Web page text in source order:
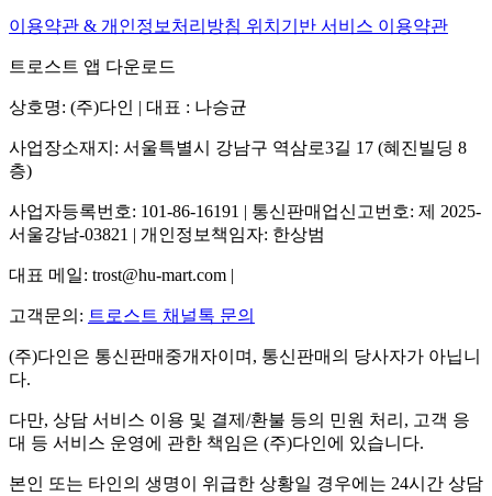
이용약관 & 개인정보처리방침 위치기반 서비스 이용약관
트로스트 앱 다운로드
상호명: (주)다인 | 대표 : 나승균
사업장소재지: 서울특별시 강남구 역삼로3길 17 (혜진빌딩 8
층)
사업자등록번호: 101-86-16191 | 통신판매업신고번호: 제 2025-
서울강남-03821 | 개인정보책임자: 한상범
대표 메일: trost@hu-mart.com |
고객문의: 트로스트 채널톡 문의
(주)다인은 통신판매중개자이며, 통신판매의 당사자가 아닙니
다.
다만, 상담 서비스 이용 및 결제/환불 등의 민원 처리, 고객 응
대 등 서비스 운영에 관한 책임은 (주)다인에 있습니다.
본인 또는 타인의 생명이 위급한 상황일 경우에는 24시간 상담